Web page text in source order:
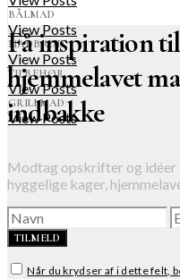
BÅLMAD
View Posts
MADBRØD
View Posts
TILBEHØR
View Posts
GRILLMAD
View Posts
Få inspiration
hjemmelavet
indbakke
Modtag opskrifter og
hyggelige kager,
TILMELD
Når du krydser af i dette felt,